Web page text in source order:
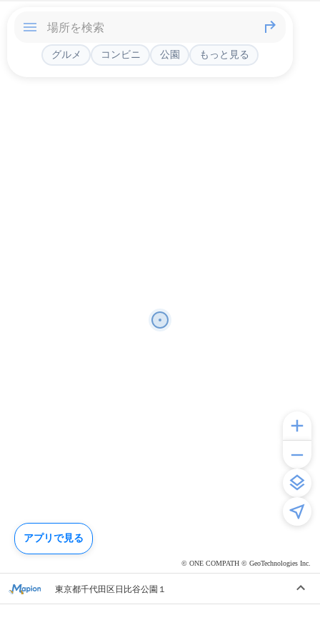
© ONE COMPATH © GeoTechnologies Inc.
グルメ コンビニ 公園 もっと見る
東京都千代田区日比谷公園１
アプリで見る